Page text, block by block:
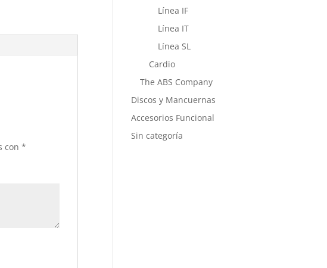
con*
Línea IF
Línea IT
Línea SL
Cardio
The ABS Company
Discos y Mancuernas
Accesorios Funcional
Sin categoría